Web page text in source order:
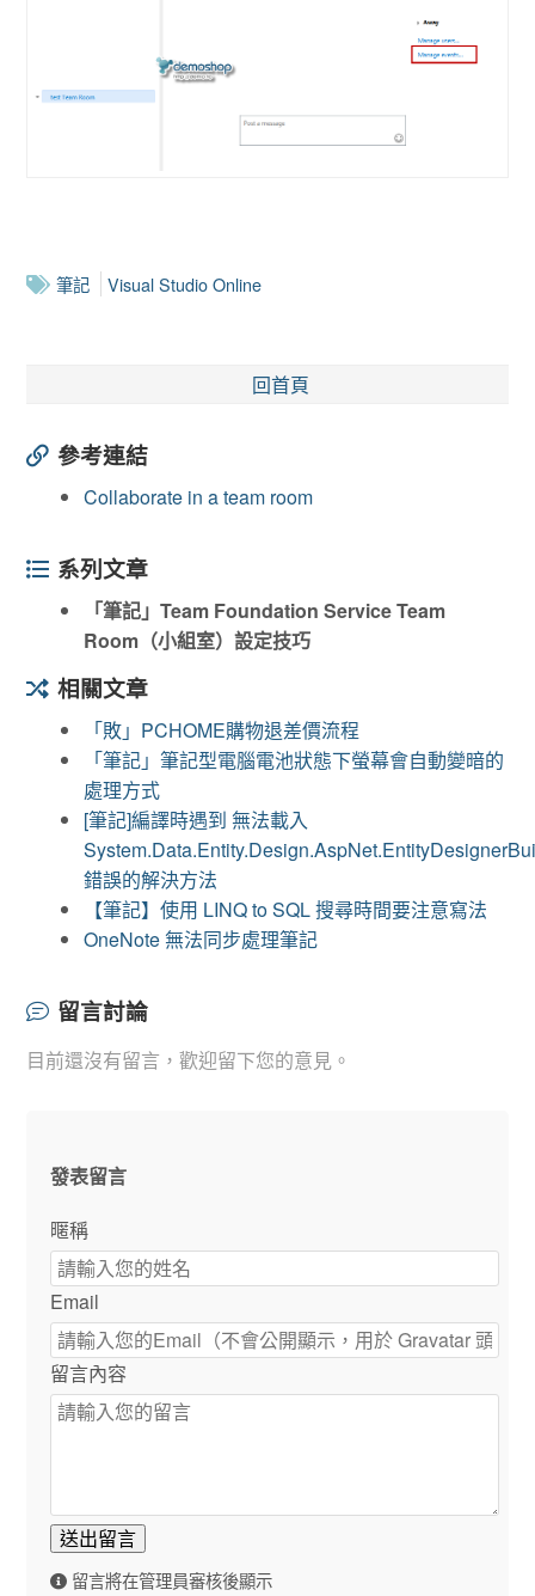
筆記 Visual Studio Online
回首頁
參考連結
Collaborate in a team room
系列文章
「筆記」Team Foundation Service Team
Room（小組室）設定技巧
相關文章
「敗」PCHOME購物退差價流程
「筆記」筆記型電腦電池狀態下螢幕會自動變暗的
處理方式
[筆記]編譯時遇到 無法載入
錯誤的解決方法
【筆記】使用 LINQ to SQL 搜尋時間要注意寫法
OneNote 無法同步處理筆記
留言討論
目前還沒有留言，歡迎留下您的意見。
發表留言
暱稱
Email
留言內容
送出留言
留言將在管理員審核後顯示